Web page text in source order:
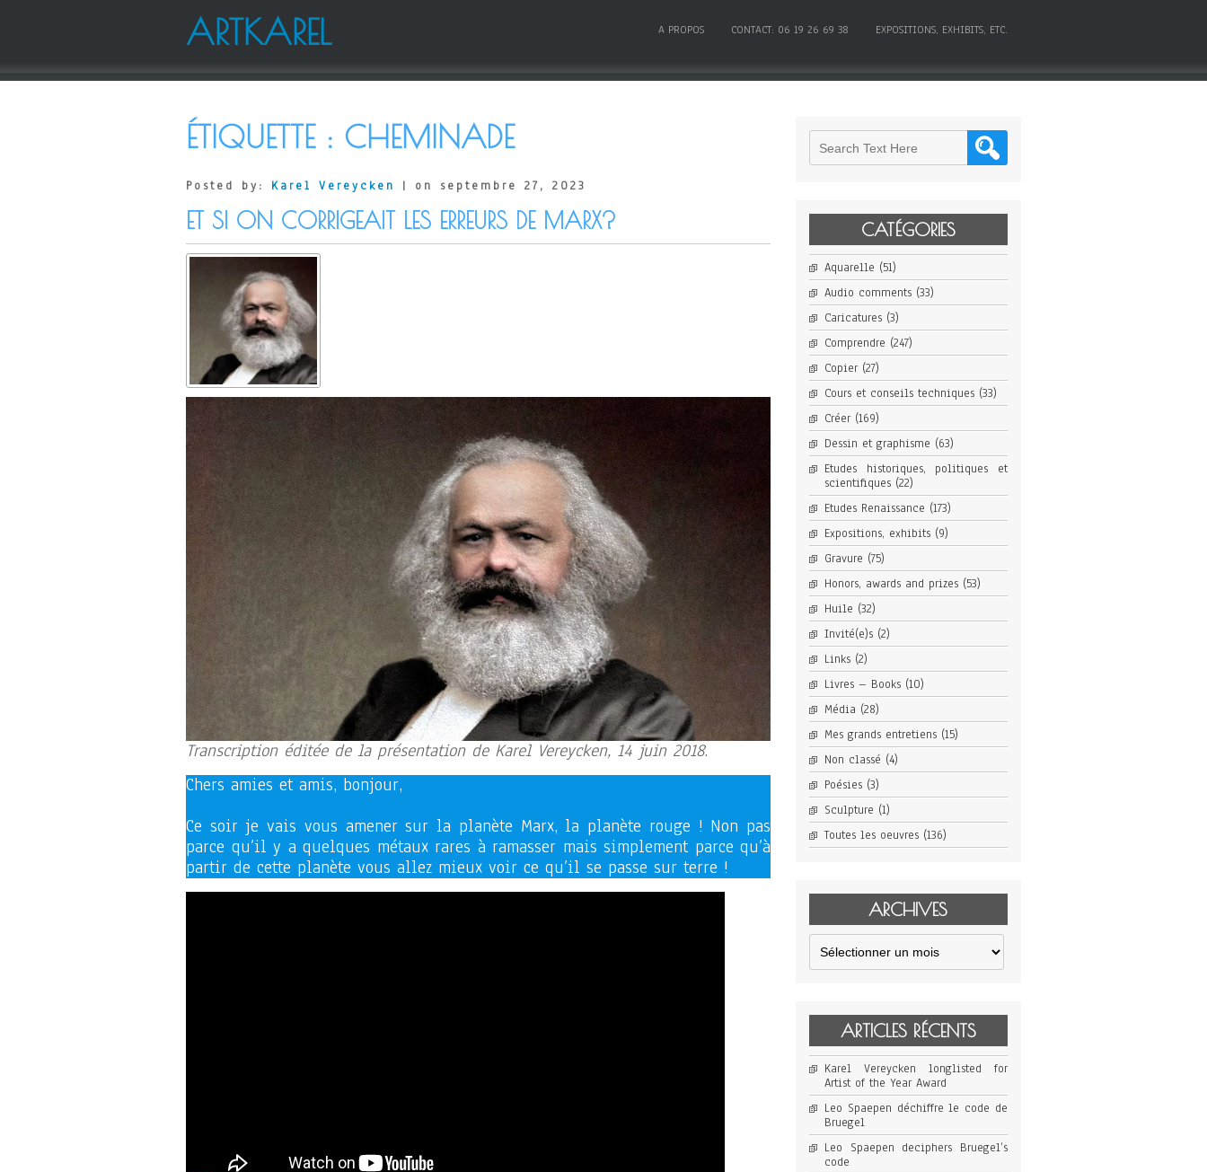
ARTKAREL A PROPOS CONTACT: 06 19 26 69 38 EXPOSITIONS, EXHIBITS, ETC.
ÉTIQUETTE : CHEMINADE
Posted by: Karel Vereycken | on septembre 27, 2023
ET SI ON CORRIGEAIT LES ERREURS DE MARX?
Transcription éditée de la présentation de Karel Vereycken, 14 juin 2018.
Chers amies et amis, bonjour,
Ce soir je vais vous amener sur la planète Marx, la planète rouge ! Non pas
parce qu’il y a quelques métaux rares à ramasser mais simplement parce qu’à
partir de cette planète vous allez mieux voir ce qu’il se passe sur terre !
CATÉGORIES
Aquarelle (51)
Audio comments(33)
Caricatures(3)
Comprendre (247)
Copier(27)
Cours et conseils techniques(33)
Créer(169)
Dessin et graphisme (63)
Etudes historiques, politiques et
scientifiques(22)
Etudes Renaissance (173)
Expositions, exhibits(9)
Gravure (75)
Honors, awards and prizes(53)
Huile (32)
Invité(e)s(2)
Links(2)
Livres – Books(10)
Média (28)
Mes grands entretiens(15)
Non classé (4)
Poésies(3)
Sculpture (1)
Toutes les oeuvres(136)
ARCHIVES
Archives
ARTICLES RÉCENTS
Karel Vereycken longlisted for
Artist of the Year Award
Leo Spaepen déchiffre le code de
Bruegel
Leo Spaepen deciphers Bruegel’s
code